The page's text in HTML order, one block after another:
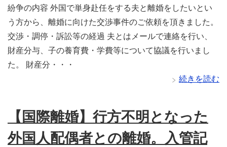
紛争の内容 外国で単身赴任をする夫と離婚をしたいとい
う方から、離婚に向けた交渉事件のご依頼を頂きました。
交渉・調停・訴訟等の経過 夫とはメールで連絡を行い、
財産分与、子の養育費・学費等について協議を行いまし
た。 財産分・・・
続きを読む
【国際離婚】行方不明となった
外国人配偶者との離婚。入管記